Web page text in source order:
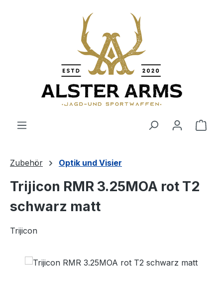
Zum Hauptinhalt springen
Zubehör Optik und Visier
Trijicon RMR 3.25MOA rot T2
schwarz matt
Trijicon
Bildergalerie überspringen